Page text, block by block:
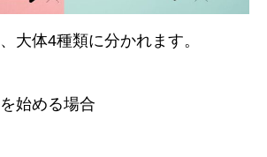
大体4種類に分かれます。
始める場合